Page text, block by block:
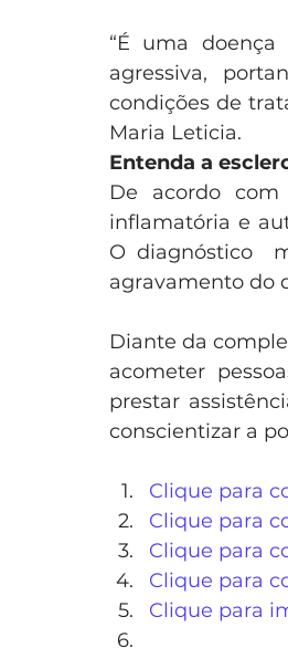
“É uma
agressiva,
condições de
Maria Leticia.
Entenda a
De acordo
inflamatória e
O diagnóstico
agravamento do
Diante da
acometer
prestar
conscientizar a
Clique para
Clique para
Clique para
Clique para
Clique para